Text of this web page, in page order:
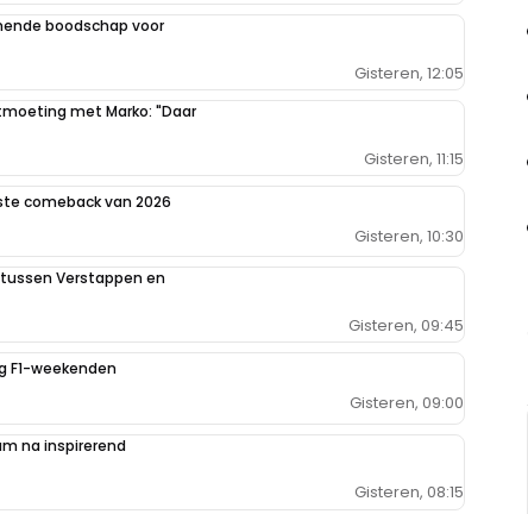
boodschap voor
Gisteren, 12:05
met Marko: "Daar
Gisteren, 11:15
comeback van 2026
Gisteren, 10:30
Verstappen en
Gisteren, 09:45
F1-weekenden
Gisteren, 09:00
na inspirerend
Gisteren, 08:15